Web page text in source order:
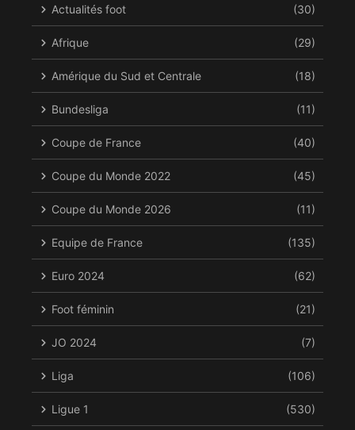
Actualités foot (30)
Afrique (29)
Amérique du Sud et Centrale (18)
Bundesliga (11)
Coupe de France (40)
Coupe du Monde 2022 (45)
Coupe du Monde 2026 (11)
Equipe de France (135)
Euro 2024 (62)
Foot féminin (21)
JO 2024 (7)
Liga (106)
Ligue 1 (530)